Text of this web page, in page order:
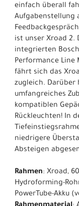
einfach überall
Aufgabenstellung
ist unser Xroad 2.
integrierten Bosch
Performance Line
fährt sich das
zugleich. Darüber
umfangreiches
kompatiblen
Rückleuchten! In
niedrigere
Absteigen
Rahmen: Xroad,
Hydroforming-
PowerTube-Akku